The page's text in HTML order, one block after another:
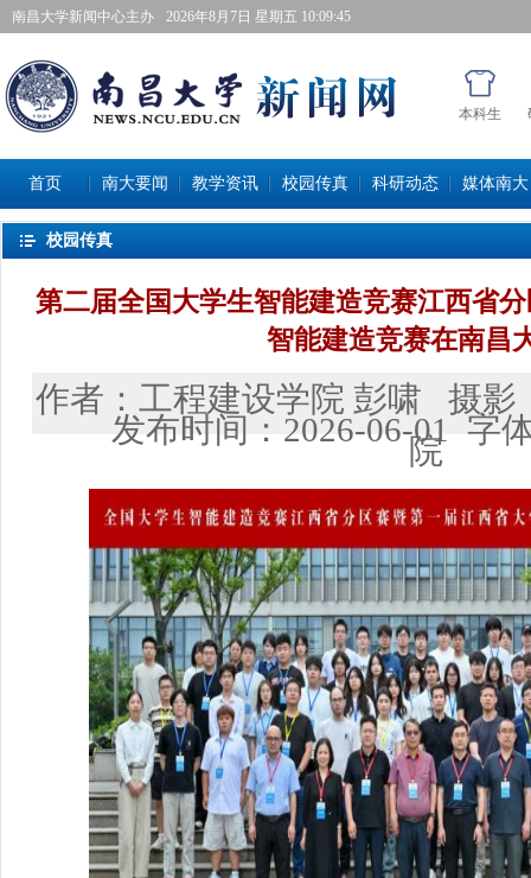
南昌大学新闻中心主办 2026年8月7日星期五 10:09:46
本科生
首页 南大要闻 教学资讯 校园传真 科研动态 媒体南大
校园传真
第二届全国大学生智能建造竞赛江西省
智能建造竞赛在南昌
作者：工程建设学院彭啸
摄影
院
发布时间： 2026-06-01 字